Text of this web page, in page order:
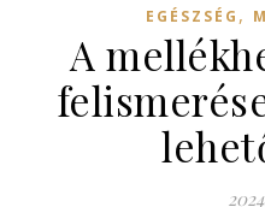
EGÉSZSÉG ,
A